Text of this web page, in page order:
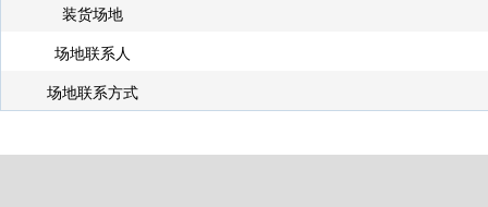
装货场地
场地联系人
场地联系方式